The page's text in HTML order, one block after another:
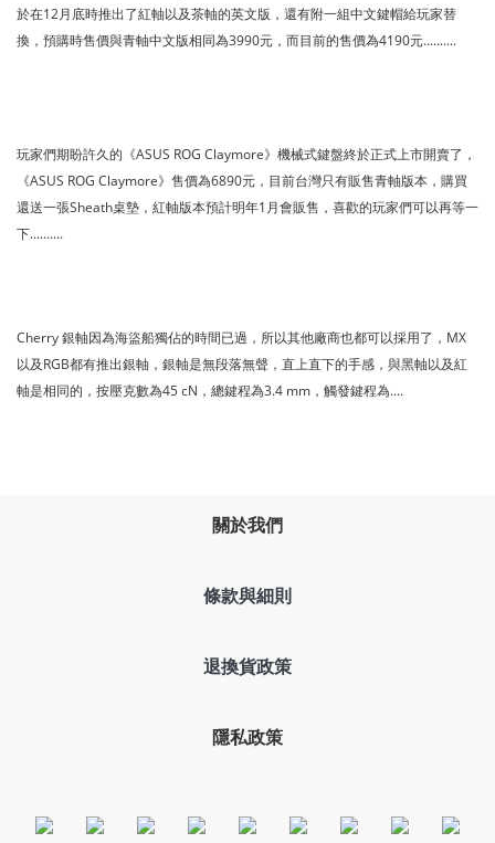
於在12月底時推出了紅軸以及茶軸的英文版，還有附一組中文鍵帽給玩家替
換，預購時售價與青軸中文版相同為3990元，而目前的售價為4190元..........
玩家們期盼許久的《ASUS ROG Claymore》機械式鍵盤終於正式上市開賣了，
《ASUS ROG Claymore》售價為6890元，目前台灣只有販售青軸版本，購買
還送一張Sheath桌墊，紅軸版本預計明年1月會販售，喜歡的玩家們可以再等一
下..........
Cherry 銀軸因為海盜船獨佔的時間已過，所以其他廠商也都可以採用了，MX
以及RGB都有推出銀軸，銀軸是無段落無聲，直上直下的手感，與黑軸以及紅
軸是相同的，按壓克數為45 cN，總鍵程為3.4 mm，觸發鍵程為....
關於我們
條款與細則
退換貨政策
隱私政策